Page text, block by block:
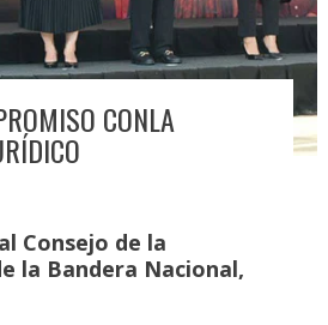
CONLA
Consejo de la
la Bandera Nacional,